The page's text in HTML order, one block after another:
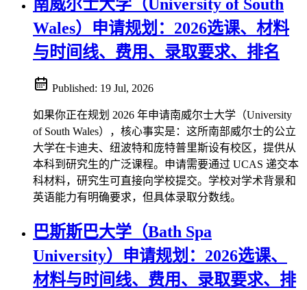
南威尔士大学（University of South
Wales）申请规划：2026选课、材料
与时间线、费用、录取要求、排名
Published: 19 Jul, 2026
如果你正在规划 2026 年申请南威尔士大学（University
of South Wales），核心事实是：这所南部威尔士的公立
大学在卡迪夫、纽波特和庞特普里斯设有校区，提供从
本科到研究生的广泛课程。申请需要通过 UCAS 递交本
科材料，研究生可直接向学校提交。学校对学术背景和
英语能力有明确要求，但具体录取分数线。
巴斯斯巴大学（Bath Spa
University）申请规划：2026选课、
材料与时间线、费用、录取要求、排